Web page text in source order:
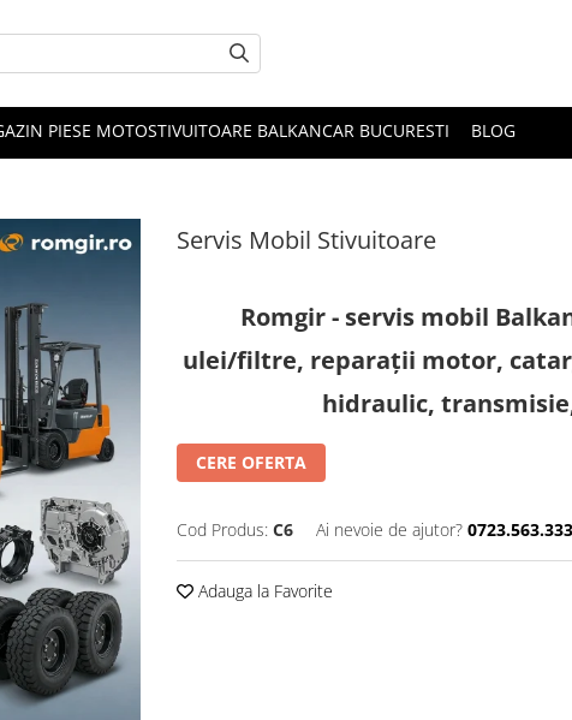
PIESE MOTOSTIVUITOARE BALKANCAR BUCURESTI BLOG
Servis Mobil Stivuitoare
Romgir - servis mobil
ulei/filtre, reparații motor,
hidraulic,
CERE OFERTA
Cod Produs: C6 Ai nevoie de ajutor? 0723.563.333
Adauga la Favorite